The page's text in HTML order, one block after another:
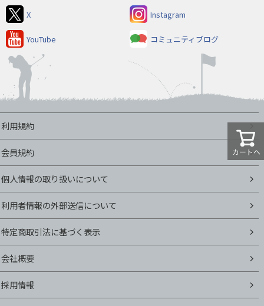
カートへ
X Instagram
YouTube コミュニティブログ
利用規約
会員規約
個人情報の取り扱いについて
利用者情報の外部送信について
特定商取引法に基づく表示
会社概要
採用情報